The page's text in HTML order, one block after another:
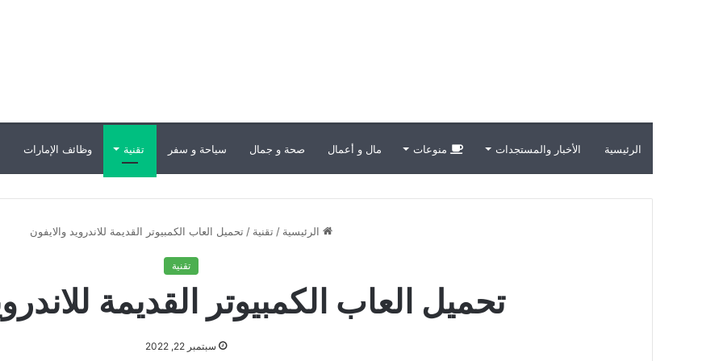
الرئيسية الأخبار والمستجدات منوعات مال و أعمال صحة و جمال سياحة و سفر تقنية وظائف الإمارات
الرئيسية / تقنية / تحميل العاب الكمبيوتر القديمة للاندرويد والايفون
تقنية
تحميل العاب الكمبيوتر القديمة
سبتمبر 22, 2022